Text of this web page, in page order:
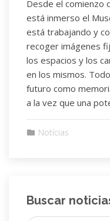
Desde el comienzo
está inmerso el
está trabajando y
recoger imágenes
los espacios y los
en los mismos.
futuro como
a la vez que una
Notícias
Buscar